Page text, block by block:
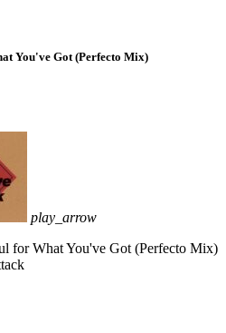
You've Got (Perfecto Mix)
play_arrow
for What You've Got (Perfecto Mix)